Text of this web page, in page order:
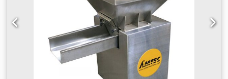
скоростта на транспортьора е регулируема; размери на
транспортьора: Д(в зависимост от наклона на
транспортьора)xШ450xВ3500мм. Dsdov Nmmdspfx Ahreck
Машината/инсталацията се предлага и в други версии за
различни размери на опаковки и скорости на пакетиране.
Моля, обърнете внимание, че нашите нови цени често са
по-ниски от обичайните цени за използвани машини.